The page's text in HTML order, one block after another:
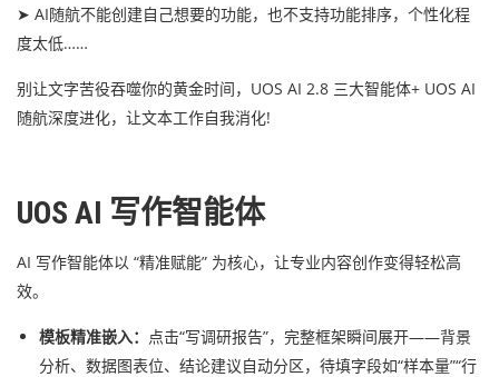
➤ AI随航不能创建自己想要的功能，也不支持功能排序，个性化程
度太低……
别让文字苦役吞噬你的黄金时间，UOS AI 2.8 三大智能体+ UOS AI
随航深度进化，让文本工作自我消化!
UOS AI 写作智能体
AI 写作智能体以 “精准赋能” 为核心，让专业内容创作变得轻松高
效。
模板精准嵌入： 点击“写调研报告”，完整框架瞬间展开——背景
分析、数据图表位、结论建议自动分区，待填字段如“样本量”“行